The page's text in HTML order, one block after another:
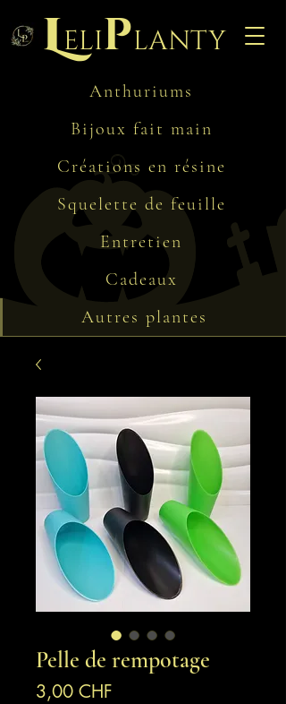
Leliplanty
Anthuriums
Bijoux fait main
Créations en résine
Squelette de feuille
Entretien
Cadeaux
Autres plantes
Pelle de rempotage
3,00 CHF